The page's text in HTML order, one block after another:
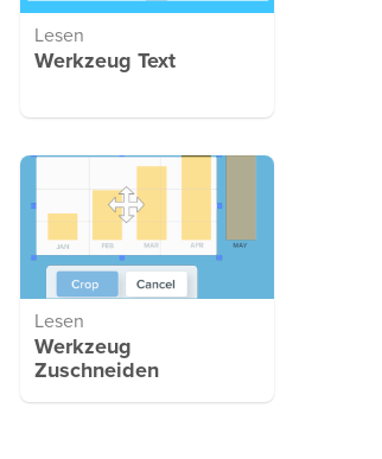
Lesen
Werkzeug Text
Lesen
Werkzeug
Zuschneiden